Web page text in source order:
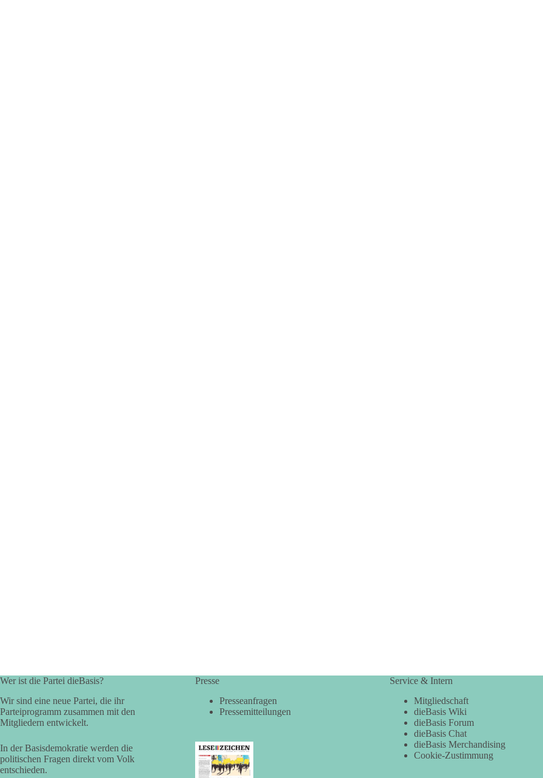
Wer ist die Partei dieBasis?
Wir sind eine neue Partei, die ihr
Parteiprogramm zusammen mit den
Mitgliedern entwickelt.
In der Basisdemokratie werden die
politischen Fragen direkt vom Volk
entschieden.
Presse
Presseanfragen
Pressemitteilungen
Service & Intern
Mitgliedschaft
dieBasis Wiki
dieBasis Forum
dieBasis Chat
dieBasis Merchandising
Cookie-Zustimmung